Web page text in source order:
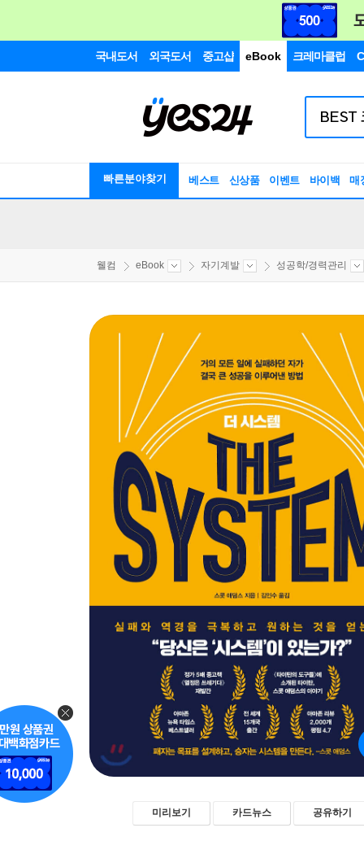
국내도서 외국도서 중고샵 eBook 크레마클럽
빠른분야찾기 베스트 신상품 이벤트 바이백 매
웰컴 eBook 자기계발 성공학/경력관리
미리보기 카드뉴스 공유하기